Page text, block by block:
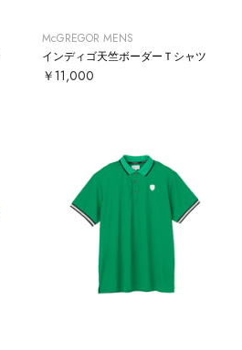
McGREGOR MENS
インディゴ天竺ボーダーＴシャツ
￥11,000